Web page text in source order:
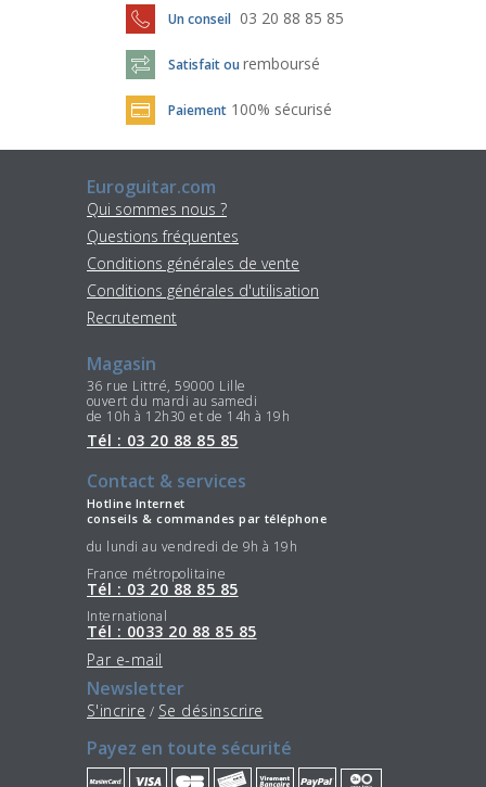
Un conseil 03 20 88 85 85
Satisfait ou remboursé
Paiement 100% sécurisé
Euroguitar.com
Qui sommes nous ?
Questions fréquentes
Conditions générales de vente
Conditions générales d'utilisation
Recrutement
Magasin
36 rue Littré, 59000 Lille
ouvert du mardi au samedi
de 10h à 12h30 et de 14h à 19h
Tél : 03 20 88 85 85
Contact & services
Hotline Internet
conseils & commandes par téléphone
du lundi au vendredi de 9h à 19h
France métropolitaine
Tél : 03 20 88 85 85
International
Tél : 0033 20 88 85 85
Par e-mail
Newsletter
S'incrire / Se désinscrire
Payez en toute sécurité